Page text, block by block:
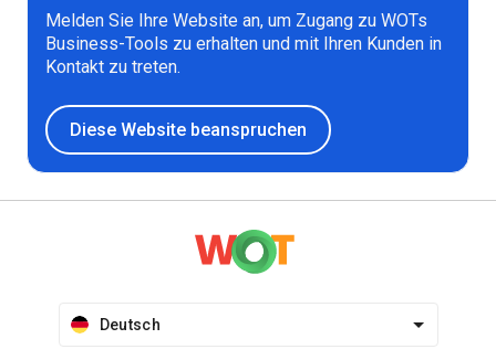
Melden Sie Ihre Website an, um Zugang zu WOTs
Business-Tools zu erhalten und mit Ihren Kunden in
Kontakt zu treten.
Diese Website beanspruchen
Deutsch